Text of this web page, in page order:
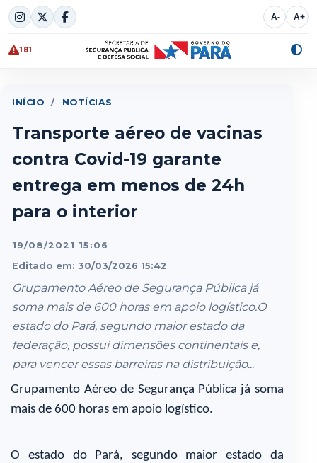
Skip
to
content
A- A+
181
INÍCIO / NOTÍCIAS
Transporte aéreo de vacinas
contra Covid-19 garante
entrega em menos de 24h
para o interior
19/08/2021 15:06
Editado em: 30/03/2026 15:42
Grupamento Aéreo de Segurança Pública já
soma mais de 600 horas em apoio logístico.O
estado do Pará, segundo maior estado da
federação, possui dimensões continentais e,
para vencer essas barreiras na distribuição...
Grupamento Aéreo de Segurança Pública já soma
mais de 600 horas em apoio logístico.
O estado do Pará, segundo maior estado da